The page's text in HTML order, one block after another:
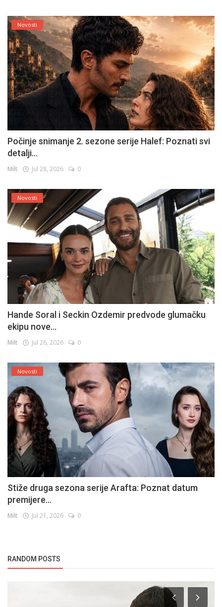
Novosti
Počinje snimanje 2. sezone serije Halef: Poznati svi
detalji...
Milt Jul 28, 2026 0
Novosti
Hande Soral i Seckin Ozdemir predvode glumačku
ekipu nove...
Milt Jul 26, 2026 0
Novosti
Stiže druga sezona serije Arafta: Poznat datum
premijere...
Milt Jul 21, 2026 0
RANDOM POSTS